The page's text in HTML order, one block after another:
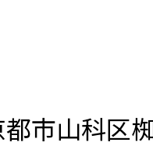
都市山科区